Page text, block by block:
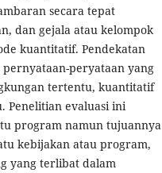
secara tepat
dan gejala atau kelompok
kuantitatif. Pendekatan
peryataan yang
tertentu, kuantitatif
Penelitian evaluasi ini
program namun tujuannya
kebijakan atau program,
yang terlibat dalam